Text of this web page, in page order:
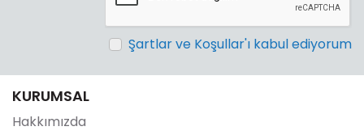
Şartlar ve Koşullar'ı kabul ediyorum
KURUMSAL
Hakkımızda